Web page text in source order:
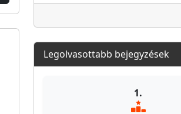
Legolvasottabb bejegyzések
1.